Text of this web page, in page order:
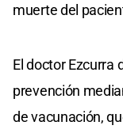
muerte del
El doctor Ezcurra
prevención
de vacunación,